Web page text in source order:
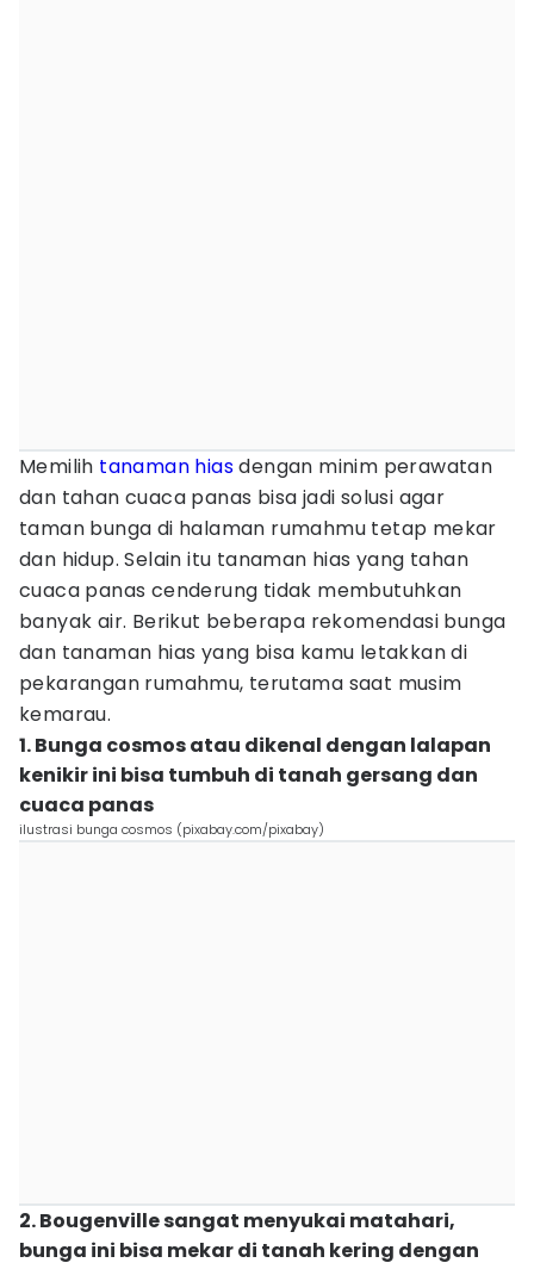
Memilih tanaman hiasdengan minim perawatan
dan tahan cuaca panas bisa jadi solusi agar
taman bunga di halaman rumahmu tetap mekar
dan hidup. Selain itu tanaman hias yang tahan
cuaca panas cenderung tidak membutuhkan
banyak air. Berikut beberapa rekomendasi bunga
dan tanaman hias yang bisa kamu letakkan di
pekarangan rumahmu, terutama saat musim
kemarau.
1. Bunga cosmos atau dikenal dengan lalapan
kenikir ini bisa tumbuh di tanah gersang dan
cuaca panas
ilustrasi bunga cosmos (pixabay.com/pixabay)
2. Bougenville sangat menyukai matahari,
bunga ini bisa mekar di tanah kering dengan